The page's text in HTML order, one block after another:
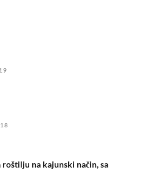
roštilju na kajunski način, sa